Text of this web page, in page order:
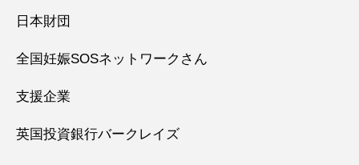
日本財団
全国妊娠SOSネットワークさん
支援企業
英国投資銀行バークレイズ